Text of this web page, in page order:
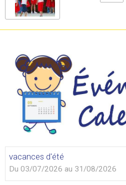
vacances d'été
Du 03/07/2026 au 31/08/2026